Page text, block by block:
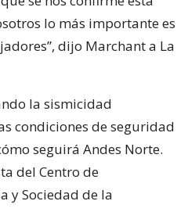
lo más importante es
dijo Marchant a La
la sismicidad
condiciones de seguridad
seguirá Andes Norte.
del Centro de
y Sociedad de la